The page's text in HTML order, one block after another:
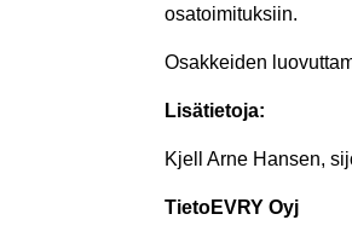
osatoimituksiin.
Osakkeiden
Lisätietoja:
Kjell Arne Hansen,
TietoEVRY Oyj